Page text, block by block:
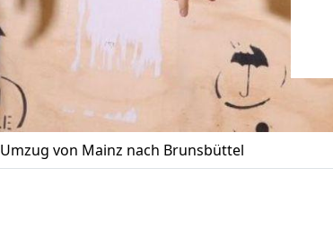
Umzug von Mainz nach Brunsbüttel